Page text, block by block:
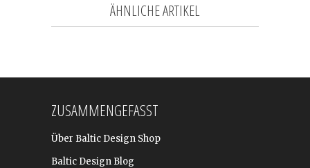
ÄHNLICHE ARTIKEL
ZUSAMMENGEFASST
Über Baltic Design Shop
Baltic Design Blog